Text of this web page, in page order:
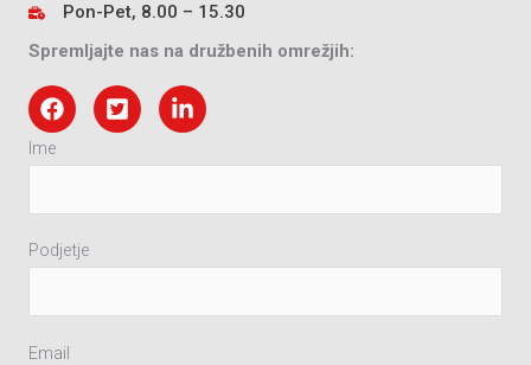
Pon-Pet, 8.00 – 15.30
Spremljajte nas na družbenih omrežjih:
Ime
Podjetje
Email